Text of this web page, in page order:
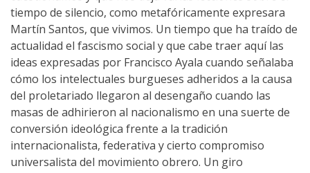
tiempo de silencio, como metafóricamente expresara
Martín Santos, que vivimos. Un tiempo que ha traído de
actualidad el fascismo social y que cabe traer aquí las
ideas expresadas por Francisco Ayala cuando señalaba
cómo los intelectuales burgueses adheridos a la causa
del proletariado llegaron al desengaño cuando las
masas de adhirieron al nacionalismo en una suerte de
conversión ideológica frente a la tradición
internacionalista, federativa y cierto compromiso
universalista del movimiento obrero. Un giro